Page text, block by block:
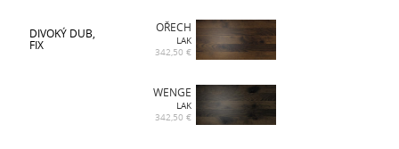
DIVOKÝ DUB,
FIX
OŘECH
LAK
342,50 €
WENGE
LAK
342,50 €